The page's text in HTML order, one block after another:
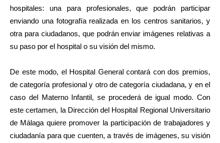
hospitales: una para profesionales, que podrán participar
enviando una fotografía realizada en los centros sanitarios, y
otra para ciudadanos, que podrán enviar imágenes relativas a
su paso por el hospital o su visión del mismo.
De este modo, el Hospital General contará con dos premios,
de categoría profesional y otro de categoría ciudadana, y en el
caso del Materno Infantil, se procederá de igual modo. Con
este certamen, la Dirección del Hospital Regional Universitario
de Málaga quiere promover la participación de trabajadores y
ciudadanía para que cuenten, a través de imágenes, su visión